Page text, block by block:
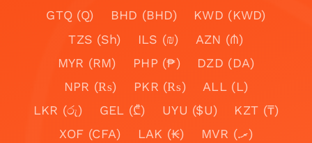
GTQ (Q)
BHD (BHD)
KWD (KWD)
TZS (Sh)
ILS (₪)
AZN (₼)
MYR (RM)
PHP (₱)
DZD (DA)
NPR (₨)
PKR (₨)
ALL (L)
LKR (රු)
GEL (₾) UYU ($U)
KZT (₸)
XOF (CFA)
LAK (₭)
MVR (.ރ)